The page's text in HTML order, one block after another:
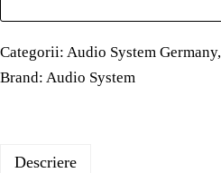
Categorii: Audio System Germany,
Brand: Audio System
Descriere